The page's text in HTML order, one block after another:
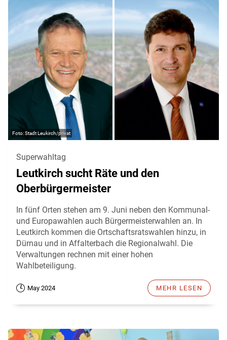
Stadt Leukirch/privat
Superwahltag
Leutkirch sucht Räte und den
Oberbürgermeister
In fünf Orten stehen am 9. Juni neben den Kommunal-
und Europawahlen auch Bürgermeisterwahlen an. In
Leutkirch kommen die Ortschaftsratswahlen hinzu, in
Dürnau und in Affalterbach die Regionalwahl. Die
Verwaltungen rechnen mit einer hohen
Wahlbeteiligung.
May 2024 MEHR LESEN